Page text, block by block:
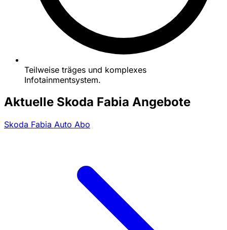
Teilweise träges und komplexes
Infotainmentsystem.
Aktuelle Skoda Fabia Angebote
Skoda Fabia Auto Abo